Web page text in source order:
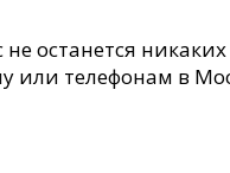
останется
или телефонам в